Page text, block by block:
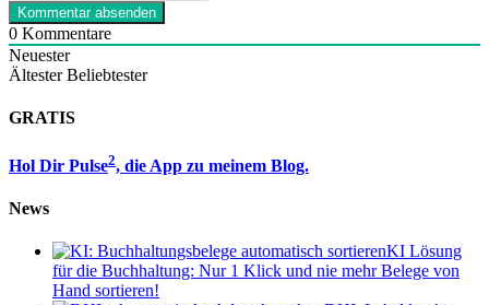
0 Kommentare
Neuester
Ältester Beliebtester
GRATIS
Hol Dir Pulse2, die App zu meinem Blog.
News
KI Lösung
für die Buchhaltung: Nur 1 Klick und nie mehr Belege von
Hand sortieren!